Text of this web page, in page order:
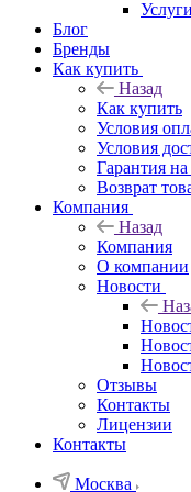
Блог
Бренды
Как купить
Назад
Как купить
Условия
Условия
Гарантия на
Возврат
Компания
Назад
Компания
О компании
Новости
Отзывы
Контакты
Лицензии
Контакты
Москва